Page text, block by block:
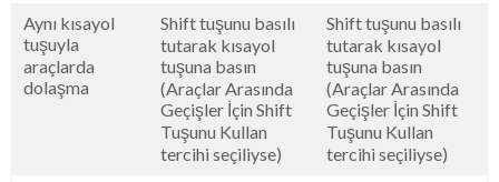
Aynı kısayol
tuşuyla
araçlarda
dolaşma
Shift tuşunu basılı
tutarak kısayol
tuşuna basın
(Araçlar Arasında
Geçişler İçin Shift
Tuşunu Kullan
tercihi seçiliyse)
Shift tuşunu basılı
tutarak kısayol
tuşuna basın
(Araçlar Arasında
Geçişler İçin Shift
Tuşunu Kullan
tercihi seçiliyse)